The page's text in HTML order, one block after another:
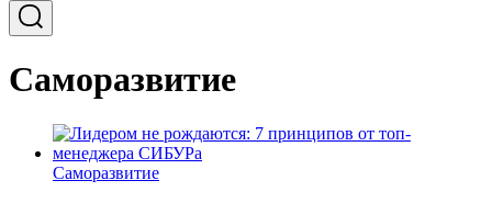
Саморазвитие
Саморазвитие